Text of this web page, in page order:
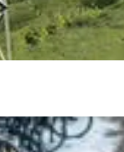
werden. Dazu